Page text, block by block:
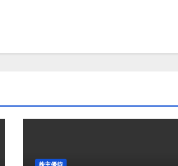
株主優待